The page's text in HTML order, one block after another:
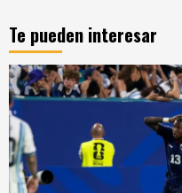
Te pueden interesar